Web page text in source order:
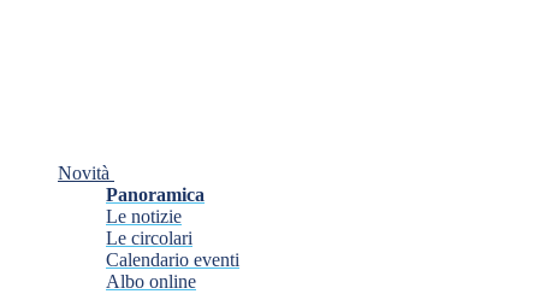
Novità
Panoramica
Le notizie
Le circolari
Calendario eventi
Albo online